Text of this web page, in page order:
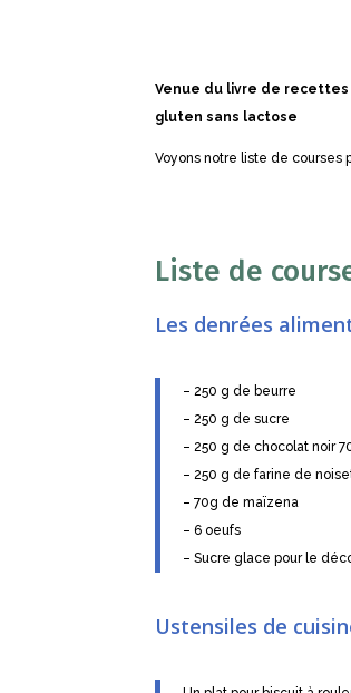
Venue du livre de
gluten sans lactose
Voyons notre liste de courses
Liste de
Les denrées
– 250 g de beurre
– 250 g de sucre
– 250 g de chocolat noir
– 250 g de farine de
– 70g de maïzena
– 6 oeufs
– Sucre glace pour le
Ustensiles de